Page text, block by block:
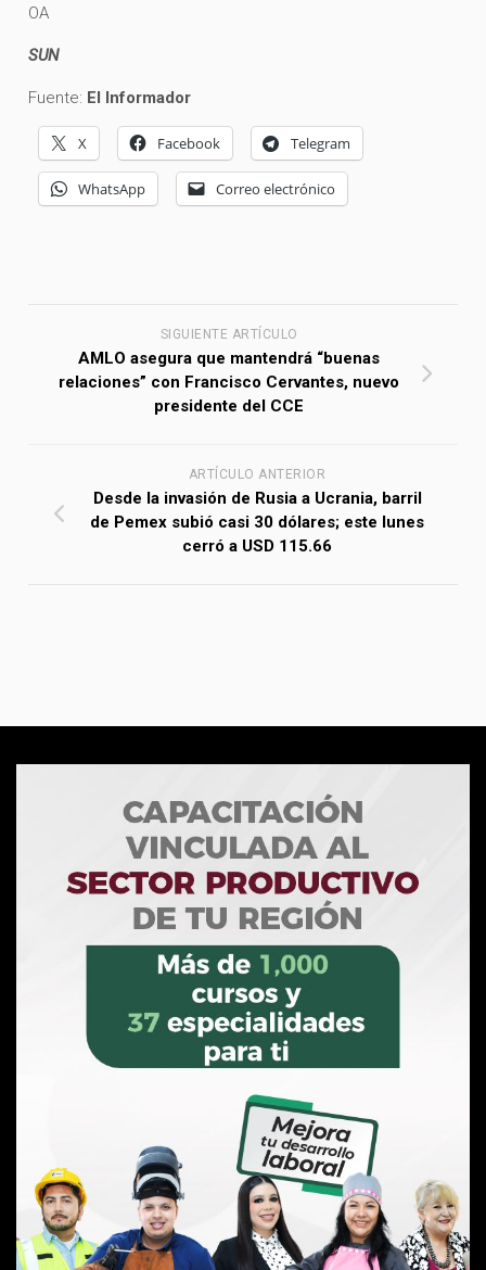
OA
SUN
Fuente: El Informador
X Facebook Telegram
WhatsApp Correo electrónico
SIGUIENTE ARTÍCULO
AMLO asegura que mantendrá “buenas
relaciones” con Francisco Cervantes, nuevo
presidente del CCE
ARTÍCULO ANTERIOR
Desde la invasión de Rusia a Ucrania, barril
de Pemex subió casi 30 dólares; este lunes
cerró a USD 115.66